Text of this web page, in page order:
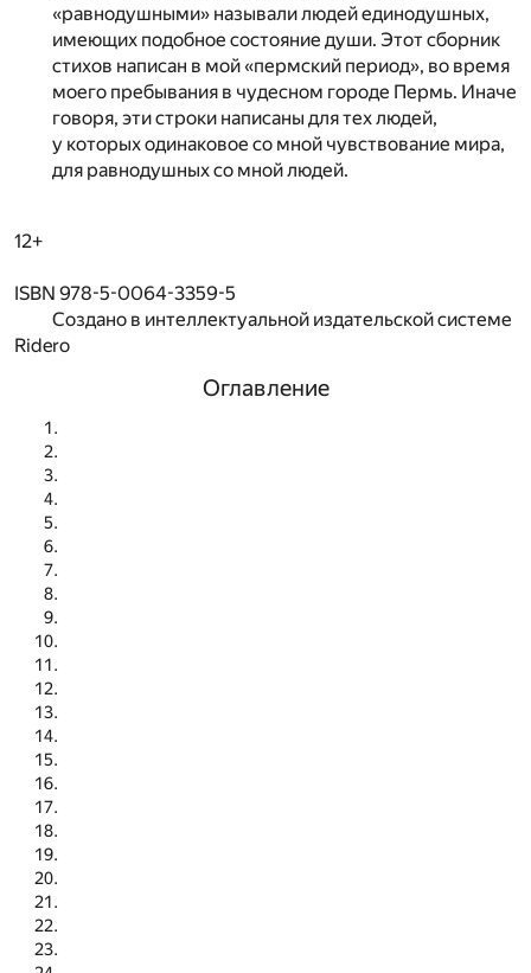
«равнодушными» называли людей единодушных,
имеющих подобное состояние души. Этот сборник
стихов написан в мой «пермский период», во время
моего пребывания в чудесном городе Пермь. Иначе
говоря, эти строки написаны для тех людей,
у которых одинаковое со мной чувствование мира,
для равнодушных со мной людей.
12+
ISBN 978-5-0064-3359-5
Создано в интеллектуальной издательской системе
Ridero
Оглавление